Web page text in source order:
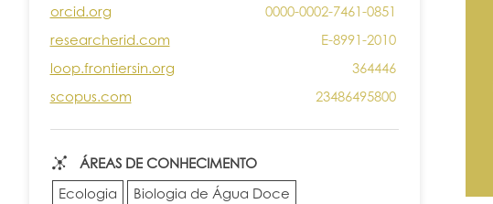
orcid.org
0000-0002-7461-0851
researcherid.com
E-8991-2010
loop.frontiersin.org
364446
scopus.com
23486495800
ÁREAS DE CONHECIMENTO
Ecologia
Biologia de Água Doce